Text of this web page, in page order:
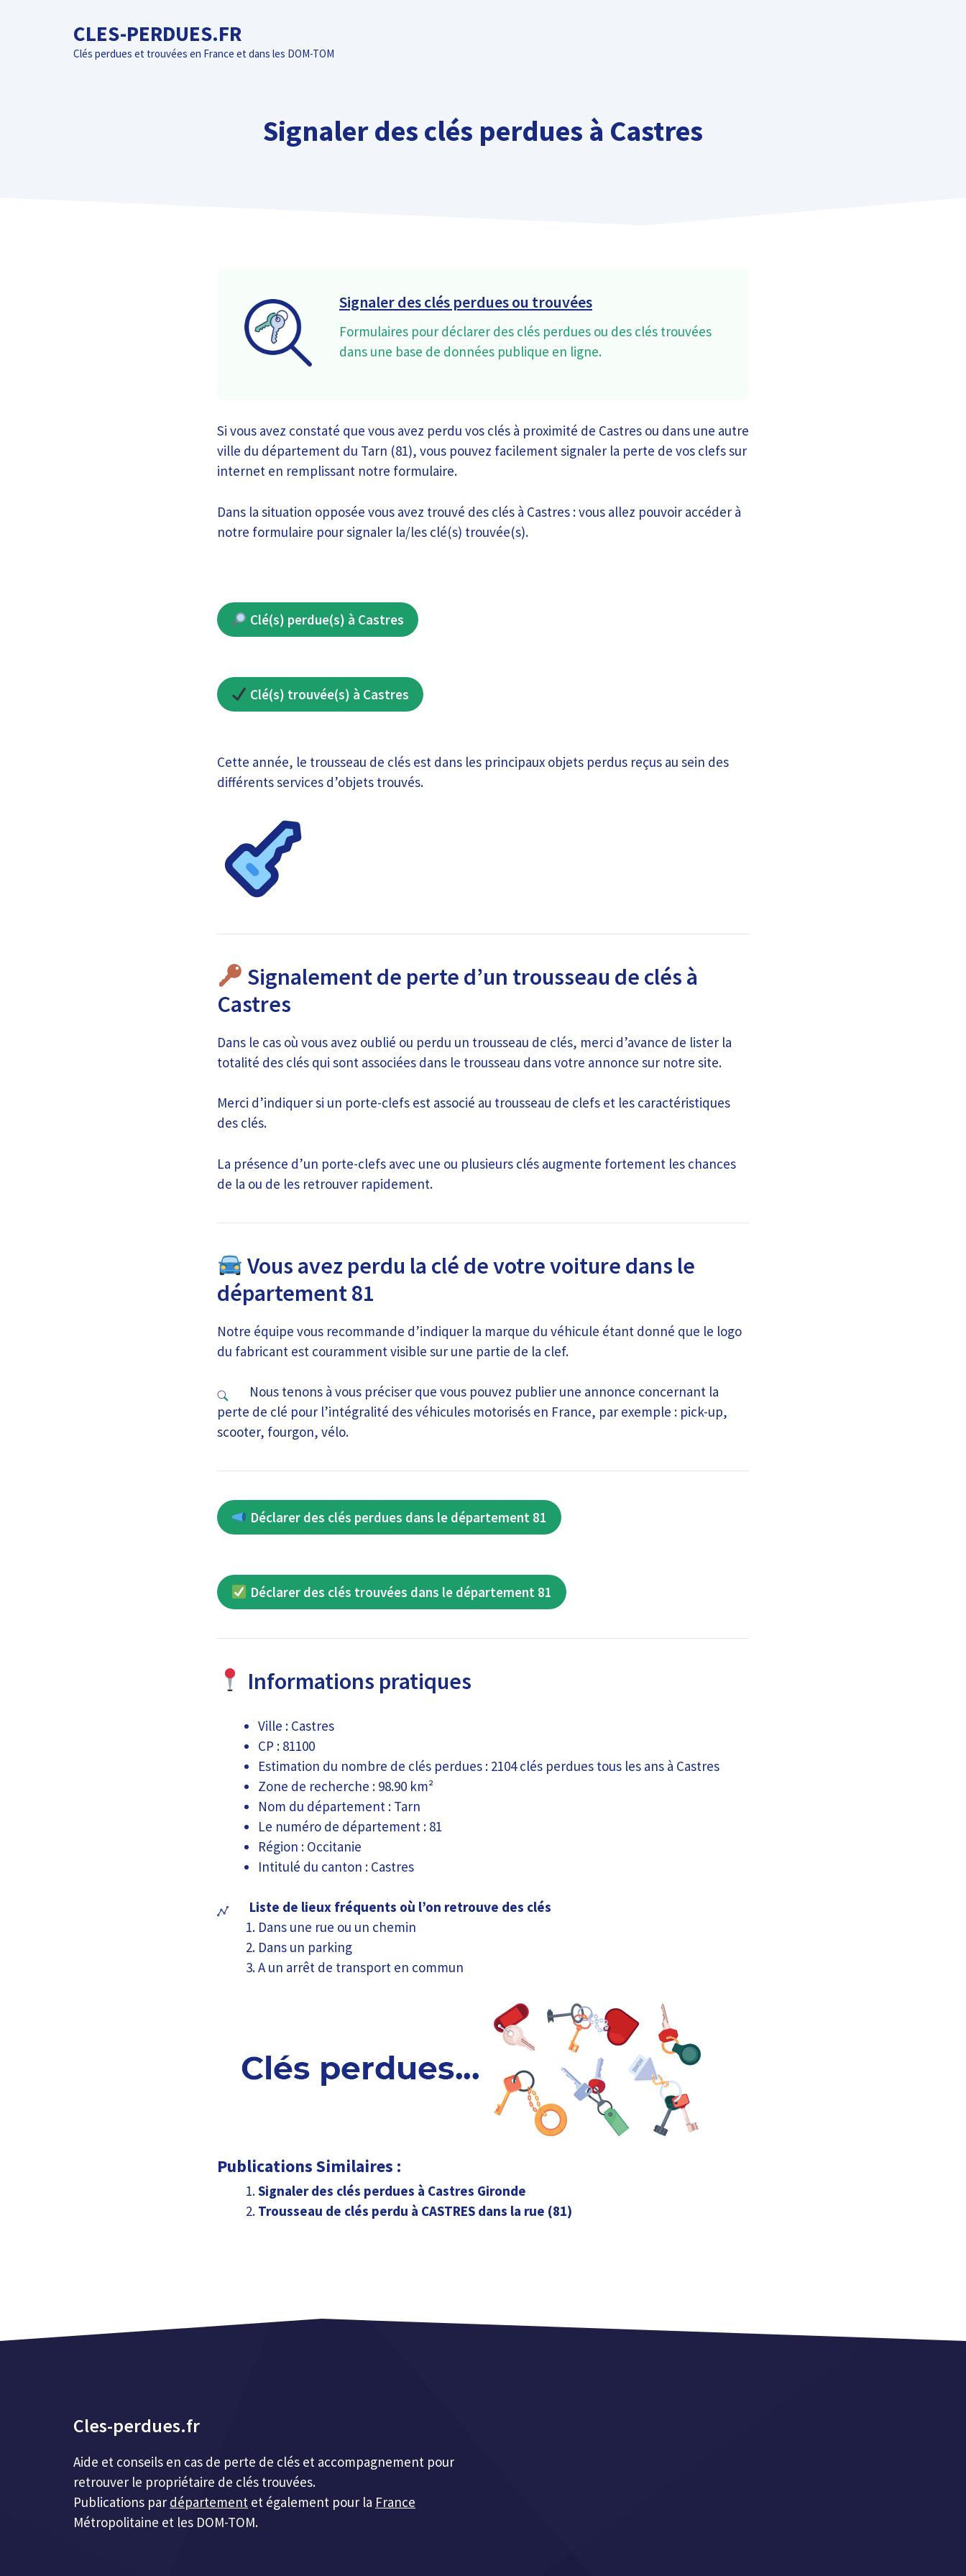
CLES-PERDUES.FR
Clés perdues et trouvées en France et dans les DOM-TOM
Signaler des clés perdues à Castres
Signaler des clés perdues ou trouvées
Formulaires pour déclarer des clés perdues ou des clés trouvées
dans une base de données publique en ligne.
Si vous avez constaté que vous avez perdu vos clés à proximité de Castres ou dans une autre
ville du département du Tarn (81), vous pouvez facilement signaler la perte de vos clefs sur
internet en remplissant notre formulaire.
Dans la situation opposée vous avez trouvé des clés à Castres : vous allez pouvoir accéder à
notre formulaire pour signaler la/les clé(s) trouvée(s).
Clé(s) perdue(s) à Castres
Clé(s) trouvée(s) à Castres
Cette année, le trousseau de clés est dans les principaux objets perdus reçus au sein des
différents services d’objets trouvés.
Signalement de perte d’un trousseau de clés à
Castres
Dans le cas où vous avez oublié ou perdu un trousseau de clés, merci d’avance de lister la
totalité des clés qui sont associées dans le trousseau dans votre annonce sur notre site.
Merci d’indiquer si un porte-clefs est associé au trousseau de clefs et les caractéristiques
des clés.
La présence d’un porte-clefs avec une ou plusieurs clés augmente fortement les chances
de la ou de les retrouver rapidement.
Vous avez perdu la clé de votre voiture dans le
département 81
Notre équipe vous recommande d’indiquer la marque du véhicule étant donné que le logo
du fabricant est couramment visible sur une partie de la clef.
Nous tenons à vous préciser que vous pouvez publier une annonce concernant la
perte de clé pour l’intégralité des véhicules motorisés en France, par exemple : pick-up,
scooter, fourgon, vélo.
Déclarer des clés perdues dans le département 81
Déclarer des clés trouvées dans le département 81
Informations pratiques
Ville : Castres
CP : 81100
Estimation du nombre de clés perdues : 2104 clés perdues tous les ans à Castres
Zone de recherche : 98.90 km²
Nom du département : Tarn
Le numéro de département : 81
Région : Occitanie
Intitulé du canton : Castres
Liste de lieux fréquents où l’on retrouve des clés
Dans une rue ou un chemin
Dans un parking
A un arrêt de transport en commun
Publications Similaires :
Signaler des clés perdues à Castres Gironde
Trousseau de clés perdu à CASTRES dans la rue (81)
Cles-perdues.fr
Aide et conseils en cas de perte de clés et accompagnement pour
retrouver le propriétaire de clés trouvées.
Publications par département et également pour la France
Métropolitaine et les DOM-TOM.